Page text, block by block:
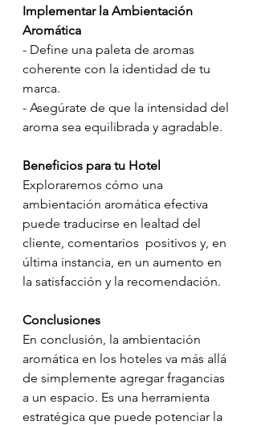
Implementar la Ambientación
Aromática
- Define una paleta de aromas
coherente con la identidad de tu
marca.
- Asegúrate de que la intensidad del
aroma sea equilibrada y agradable.
Beneficios para tu Hotel
Exploraremos cómo una
ambientación aromática efectiva
puede traducirse en lealtad del
cliente, comentarios  positivos y, en
última instancia, en un aumento en
la satisfacción y la recomendación.
Conclusiones
En conclusión, la ambientación
aromática en los hoteles va más allá
de simplemente agregar fragancias
a un espacio. Es una herramienta
estratégica que puede potenciar la